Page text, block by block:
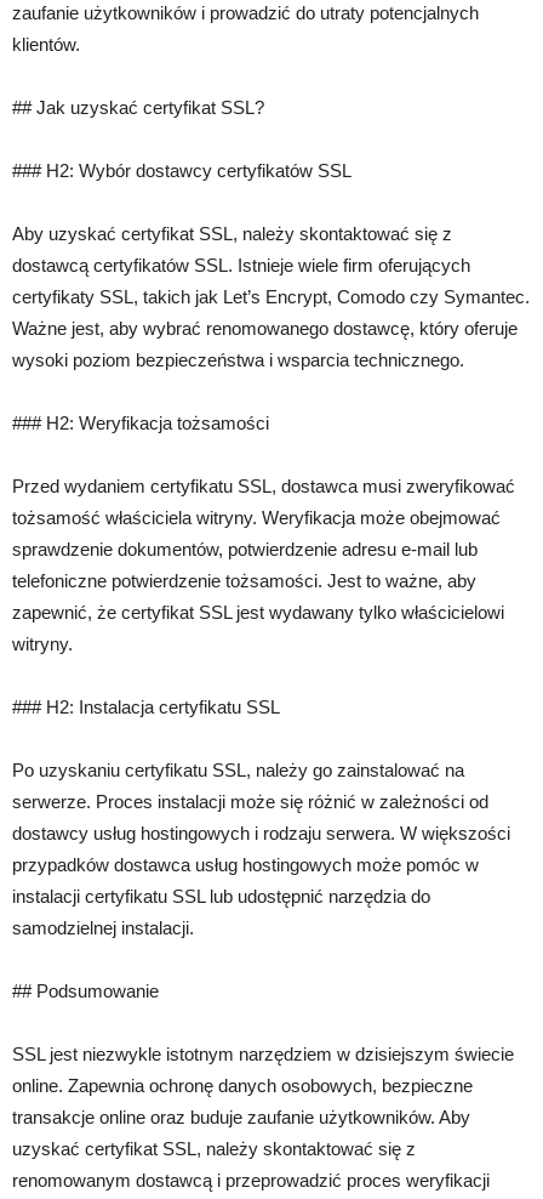
zaufanie użytkowników i prowadzić do utraty potencjalnych
klientów.
## Jak uzyskać certyfikat SSL?
### H2: Wybór dostawcy certyfikatów SSL
Aby uzyskać certyfikat SSL, należy skontaktować się z
dostawcą certyfikatów SSL. Istnieje wiele firm oferujących
certyfikaty SSL, takich jak Let’s Encrypt, Comodo czy Symantec.
Ważne jest, aby wybrać renomowanego dostawcę, który oferuje
wysoki poziom bezpieczeństwa i wsparcia technicznego.
### H2: Weryfikacja tożsamości
Przed wydaniem certyfikatu SSL, dostawca musi zweryfikować
tożsamość właściciela witryny. Weryfikacja może obejmować
sprawdzenie dokumentów, potwierdzenie adresu e-mail lub
telefoniczne potwierdzenie tożsamości. Jest to ważne, aby
zapewnić, że certyfikat SSL jest wydawany tylko właścicielowi
witryny.
### H2: Instalacja certyfikatu SSL
Po uzyskaniu certyfikatu SSL, należy go zainstalować na
serwerze. Proces instalacji może się różnić w zależności od
dostawcy usług hostingowych i rodzaju serwera. W większości
przypadków dostawca usług hostingowych może pomóc w
instalacji certyfikatu SSL lub udostępnić narzędzia do
samodzielnej instalacji.
## Podsumowanie
SSL jest niezwykle istotnym narzędziem w dzisiejszym świecie
online. Zapewnia ochronę danych osobowych, bezpieczne
transakcje online oraz buduje zaufanie użytkowników. Aby
uzyskać certyfikat SSL, należy skontaktować się z
renomowanym dostawcą i przeprowadzić proces weryfikacji